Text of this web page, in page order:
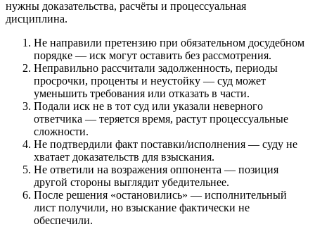
нужны доказательства, расчёты и процессуальная
дисциплина.
Не направили претензию при обязательном досудебном
порядке — иск могут оставить без рассмотрения.
Неправильно рассчитали задолженность, периоды
просрочки, проценты и неустойку — суд может
уменьшить требования или отказать в части.
Подали иск не в тот суд или указали неверного
ответчика — теряется время, растут процессуальные
сложности.
Не подтвердили факт поставки/исполнения — суду не
хватает доказательств для взыскания.
Не ответили на возражения оппонента — позиция
другой стороны выглядит убедительнее.
После решения «остановились» — исполнительный
лист получили, но взыскание фактически не
обеспечили.